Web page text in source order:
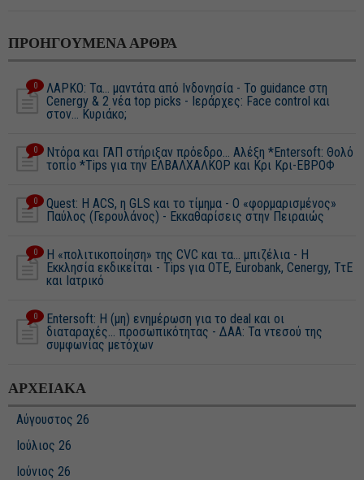
ΠΡΟΗΓΟΥΜΕΝΑ ΑΡΘΡΑ
0
ΛΑΡΚΟ: Τα… μαντάτα από Ινδονησία - To guidance στη
Cenergy & 2 νέα top picks - Ιεράρχες: Face control και
στον… Κυριάκο;
0
Ντόρα και ΓΑΠ στήριξαν πρόεδρο… Αλέξη *Entersoft: Θολό
τοπίο *Tips για την ΕΛΒΑΛΧΑΛΚΟΡ και Κρι Κρι-ΕΒΡΟΦ
0
Quest: H ACS, η GLS και το τίμημα - Ο «φορμαρισμένος»
Παύλος (Γερουλάνος) - Εκκαθαρίσεις στην Πειραιώς
0
Η «πολιτικοποίηση» της CVC και τα... μπιζέλια - Η
Εκκλησία εκδικείται - Tips για ΟΤΕ, Eurobank, Cenergy, ΤτΕ
και Ιατρικό
0
Entersoft: Η (μη) ενημέρωση για το deal και οι
διαταραχές... προσωπικότητας - ΔΑΑ: Τα ντεσού της
συμφωνίας μετόχων
ΑΡΧΕΙΑΚΑ
Αύγουστος 26
Ιούλιος 26
Ιούνιος 26